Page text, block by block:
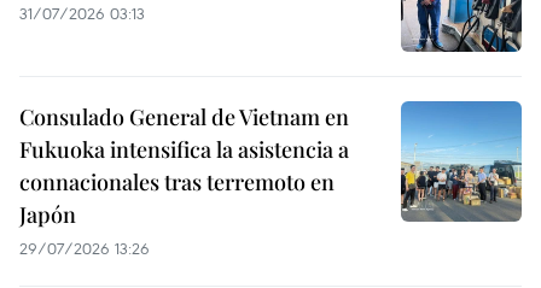
31/07/2026 03:13
Consulado General de Vietnam en
Fukuoka intensifica la asistencia a
connacionales tras terremoto en
Japón
29/07/2026 13:26